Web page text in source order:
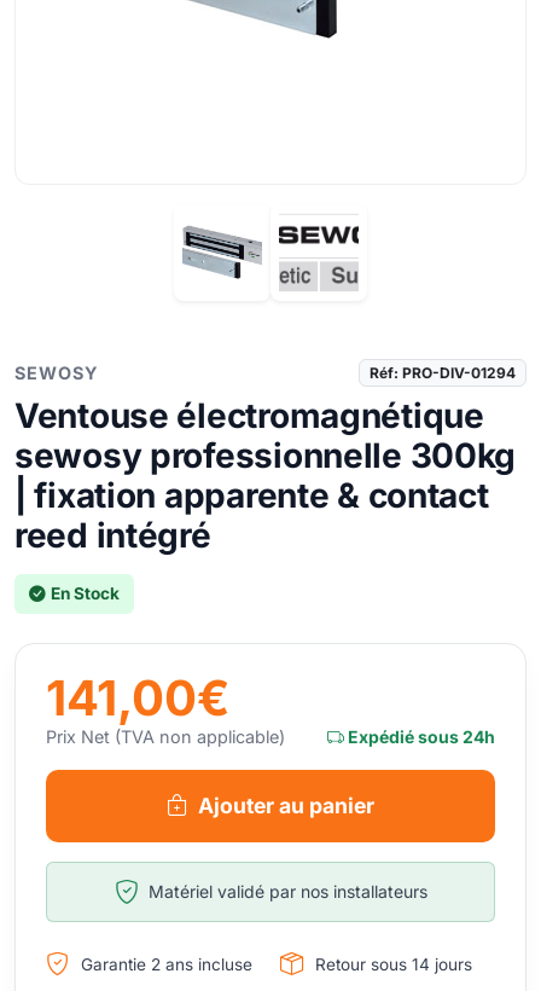
SEWOSY Réf: PRO-DIV-01294
Ventouse électromagnétique
sewosy professionnelle 300kg
| fixation apparente & contact
reed intégré
En Stock
141,00€
Prix Net (TVA non applicable) Expédié sous 24h
Ajouter au panier
Matériel validé par nos installateurs
Garantie 2 ans incluse Retour sous 14 jours